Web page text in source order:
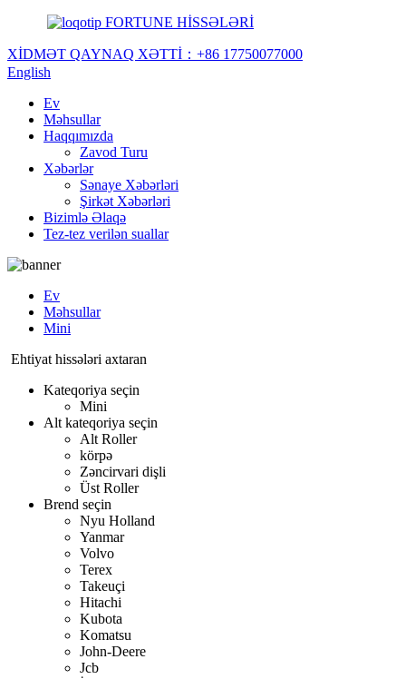
FORTUNE HİSSƏLƏRİ
XİDMƏT QAYNAQ XƏTTİ： +86 17750077000
English
Ev
Məhsullar
Haqqımızda
Zavod Turu
Xəbərlər
Sənaye Xəbərləri
Şirkət Xəbərləri
Bizimlə Əlaqə
Tez-tez verilən suallar
Ev
Məhsullar
Mini
Ehtiyat hissələri axtaran
Kateqoriya seçin
Mini
Alt kateqoriya seçin
Alt Roller
körpə
Zəncirvari dişli
Üst Roller
Brend seçin
Nyu Holland
Yanmar
Volvo
Terex
Takeuçi
Hitachi
Kubota
Komatsu
John-Deere
Jcb